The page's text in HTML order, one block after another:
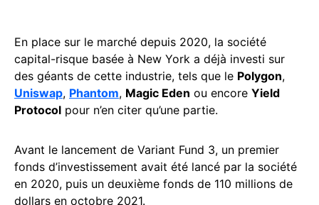
En place sur le marché depuis 2020, la société
capital-risque basée à New York a déjà investi sur
des géants de cette industrie, tels que le Polygon,
Uniswap, Phantom, Magic Eden ou encore Yield
Protocol pour n’en citer qu’une partie.
Avant le lancement de Variant Fund 3, un premier
fonds d’investissement avait été lancé par la société
en 2020, puis un deuxième fonds de 110 millions de
dollars en octobre 2021.